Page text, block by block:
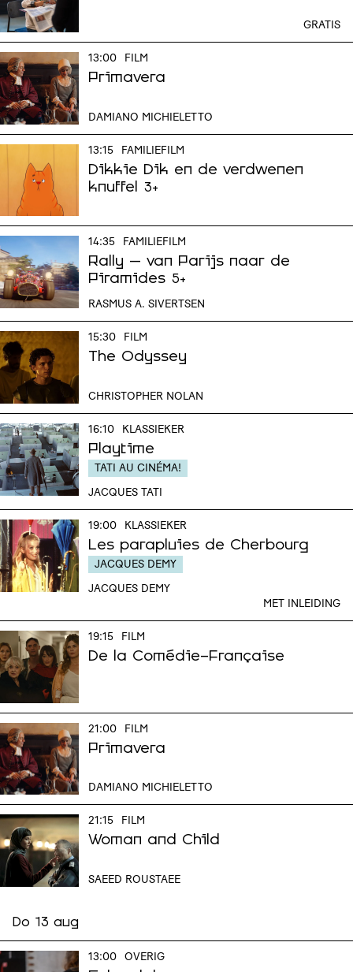
GRATIS
13:00 FILM
Primavera
DAMIANO MICHIELETTO
13:15 FAMILIEFILM
Dikkie Dik en de verdwenen
knuffel
3+
14:35 FAMILIEFILM
Rally – van Parijs naar de
Piramides 5+
RASMUS A. SIVERTSEN
15:30 FILM
The Odyssey
CHRISTOPHER NOLAN
16:10 KLASSIEKER
Playtime
TATI AU CINÉMA!
JACQUES TATI
19:00 KLASSIEKER
Les parapluies de Cherbourg
JACQUES DEMY
JACQUES DEMY
MET INLEIDING
19:15 FILM
De la Comédie-Française
21:00 FILM
Primavera
DAMIANO MICHIELETTO
21:15 FILM
Woman and Child
SAEED ROUSTAEE
Do 13 aug
13:00 OVERIG